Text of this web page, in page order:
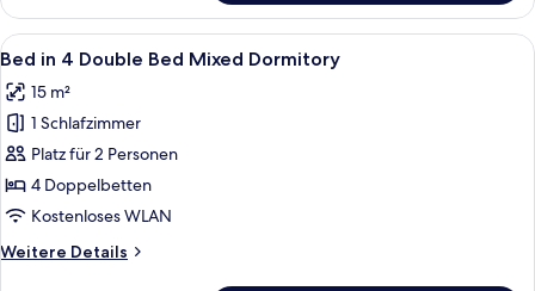
Gemeinschaftsbad,
Bergblick
Alle
Fotos
für
Bed
in
4
Double
Mixed
Verdunkelungsvorhänge,
8
Bed in 4 Double Bed Mixed Dormitory
15 m²
1 Schlafzimmer
Platz für 2 Personen
4 Doppelbetten
Kostenloses WLAN
Weitere Details
Weitere